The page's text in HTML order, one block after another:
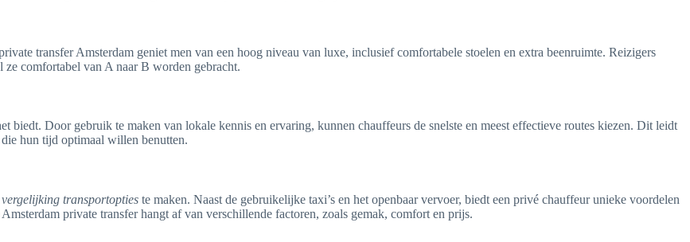
transfer Amsterdam geniet men van een hoog niveau van luxe, inclusief comfortabele stoelen en extra beenruimte. Reizigers
comfortabel van A naar B worden gebracht.
biedt. Door gebruik te maken van lokale kennis en ervaring, kunnen chauffeurs de snelste en meest effectieve routes kiezen. Dit leidt
hun tijd optimaal willen benutten.
vergelijking transportopties te maken. Naast de gebruikelijke taxi’s en het openbaar vervoer, biedt een privé chauffeur unieke voordelen
private transfer hangt af van verschillende factoren, zoals gemak, comfort en prijs.